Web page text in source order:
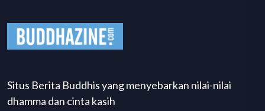
Situs Berita Buddhis yang menyebarkan nilai-nilai
dhamma dan cinta kasih